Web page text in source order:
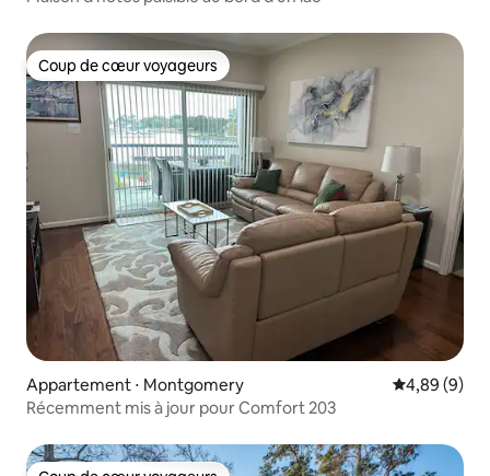
Coup de cœur voyageurs
Coup de cœur voyageurs
Appartement ⋅ Montgomery Évaluation
4,89 (9)
Récemment mis à jour pour Comfort 203